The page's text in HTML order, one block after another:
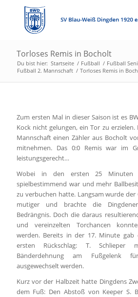
Torloses Remis in Bocholt
Du bist hier: Startseite / Fußball / Fußball
Fußball 2. Mannschaft / Torloses Remis in
Zum ersten Mal in dieser Saison ist es
Kock nicht gelungen, ein Tor zu
Mannschaft einen Zähler aus Bocholt
mitnehmen. Das 0:0 Remis war im
leistungsgerecht…
Wobei in den ersten 25 Minuten
spielbestimmend war und mehr
zu verbuchen hatte. Langsam wurde der
mutiger und brachte die
Bedrängnis. Doch die daraus
und vereinzelten Torchancen
werden. Bereits in der 17. Minute gab
ersten Rückschlag: T. Schlieper
Bänderdehnung am Fußgelenk
ausgewechselt werden.
Kurz vor der Halbzeit hatte Dingdens
dem Fuß: Den Abstoß von Keeper S.